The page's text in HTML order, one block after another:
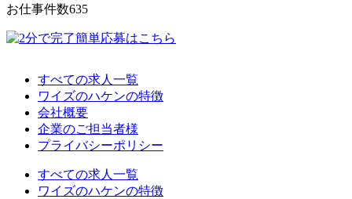
お仕事件数635
すべての求人一覧
ワイズのハケンの特徴
会社概要
企業のご担当者様
プライバシーポリシー
すべての求人一覧
ワイズのハケンの特徴